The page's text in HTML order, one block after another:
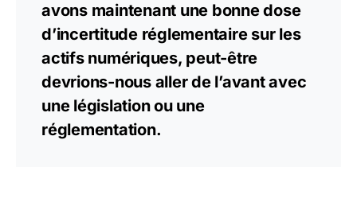
avons maintenant une bonne dose
d’incertitude réglementaire sur les
actifs numériques, peut-être
devrions-nous aller de l’avant avec
une législation ou une
réglementation.